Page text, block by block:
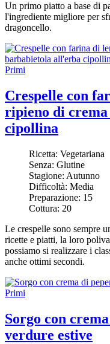
Un primo piatto a base di
l'ingrediente migliore per
dragoncello.
Primi
Crespelle con
ripieno di
cipollina
Ricetta: Vegetariana
Senza: Glutine
Stagione: Autunno
Difficoltà: Media
Preparazione: 15
Cottura: 20
Le crespelle sono sempre
ricette e piatti, la loro
possiamo si realizzare i
anche ottimi secondi.
Primi
Sorgo con
verdure estive